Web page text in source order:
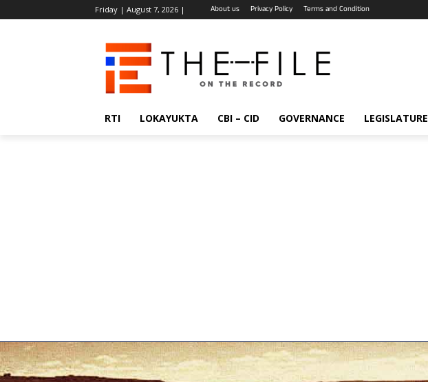
Friday | August 7, 2026 | About us Privacy Policy Terms and Condition
RTI LOKAYUKTA CBI – CID GOVERNANCE LEGISLATURE